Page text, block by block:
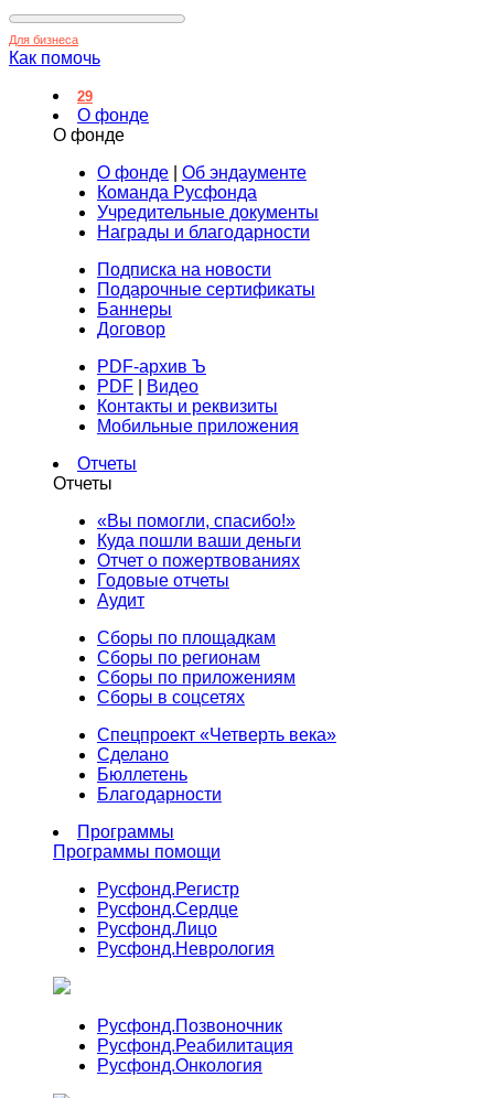
Для бизнеса
Как помочь
29
О фонде
О фонде
О фонде
Об эндаументе
Команда Русфонда
Учредительные документы
Награды и благодарности
Подписка на новости
Подарочные сертификаты
Баннеры
Договор
PDF-архив Ъ
PDF
Видео
Контакты и реквизиты
Мобильные приложения
Отчеты
Отчеты
«Вы помогли, спасибо!»
Куда пошли ваши деньги
Отчет о пожертвованиях
Годовые отчеты
Аудит
Сборы по площадкам
Сборы по регионам
Сборы по приложениям
Сборы в соцсетях
Спецпроект «Четверть века»
Сделано
Бюллетень
Благодарности
Программы
Программы помощи
Русфонд.Регистр
Русфонд.Сердце
Русфонд.Лицо
Русфонд.Неврология
Русфонд.Позвоночник
Русфонд.Реабилитация
Русфонд.Онкология